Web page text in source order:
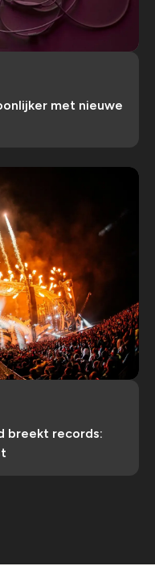
met nieuwe
breekt records: